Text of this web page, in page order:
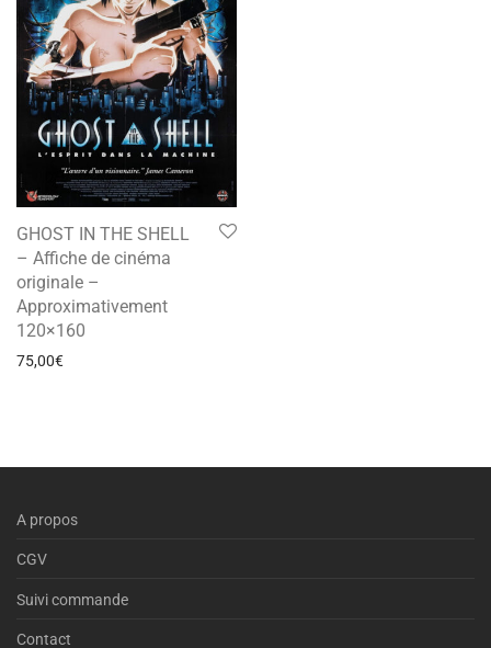
GHOST IN THE SHELL
– Affiche de cinéma
originale –
Approximativement
120×160
75,00€
A propos
CGV
Suivi commande
Contact